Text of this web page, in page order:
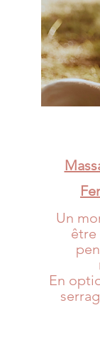
Un
être
En